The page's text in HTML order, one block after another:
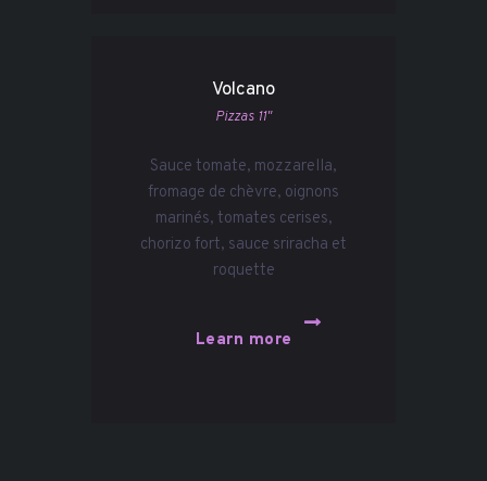
Volcano
Pizzas 11"
Sauce tomate, mozzarella,
fromage de chèvre, oignons
marinés, tomates cerises,
chorizo fort, sauce sriracha et
roquette
Learn more